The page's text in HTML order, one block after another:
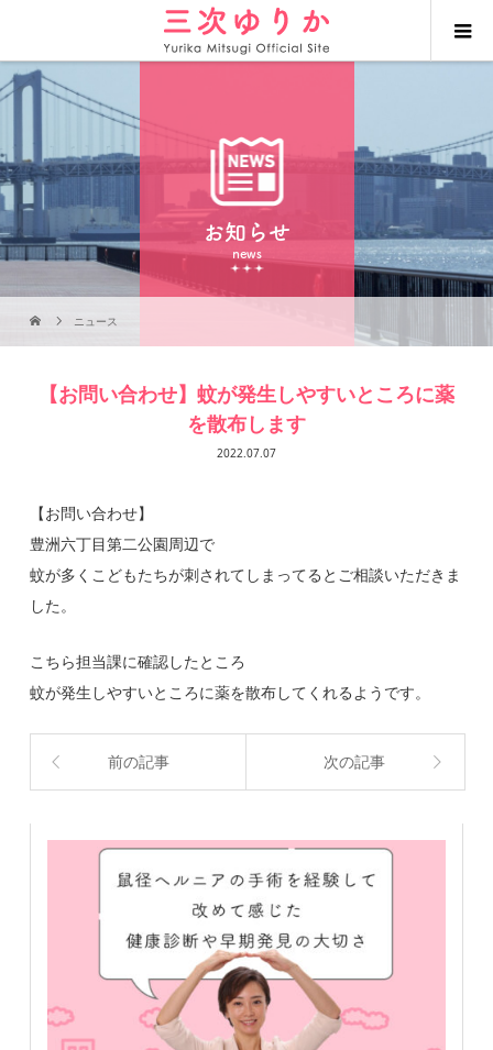
お知らせ
news
ニュース
【お問い合わせ】蚊が発生しやすいところに薬
を散布します
2022.07.07
【お問い合わせ】
豊洲六丁目第二公園周辺で
蚊が多くこどもたちが刺されてしまってるとご相談いただきま
した。
こちら担当課に確認したところ
蚊が発生しやすいところに薬を散布してくれるようです。
前の記事 次の記事